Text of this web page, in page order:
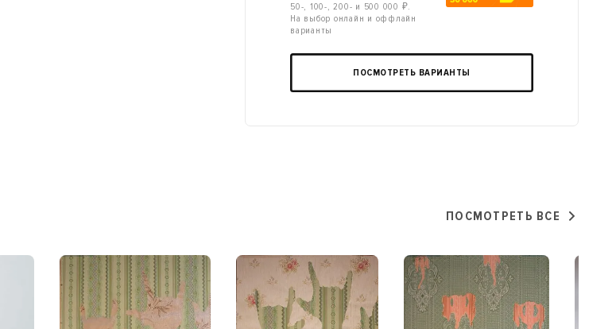
50-, 100-, 200- и 500 000 ₽.
На выбор онлайн и оффлайн
варианты
ПОСМОТРЕТЬ ВАРИАНТЫ
ПОСМОТРЕТЬ ВСЕ